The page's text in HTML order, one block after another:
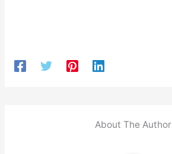
About The Author